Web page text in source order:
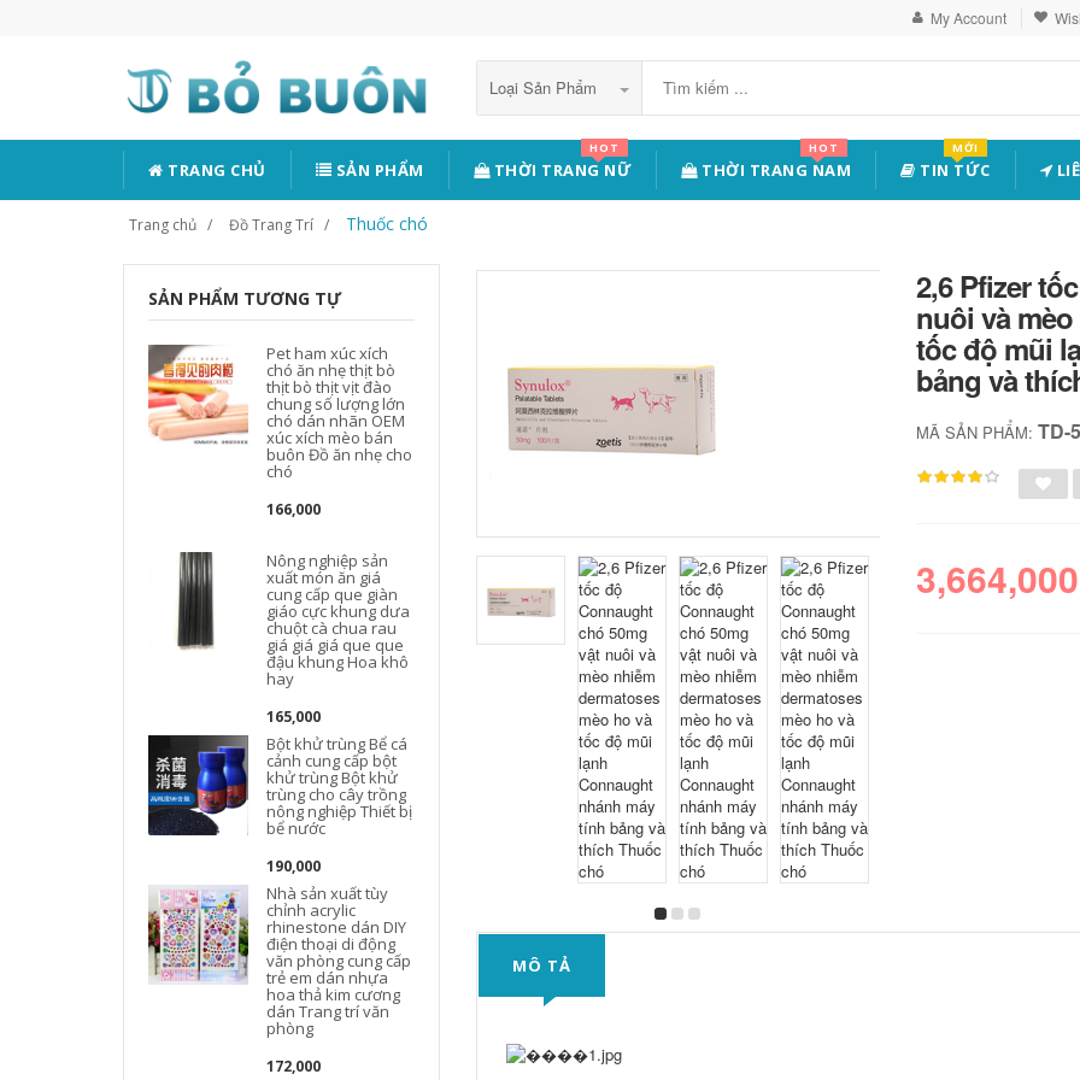
My Account
Loại Sản Phẩm
TRANG CHỦ SẢN PHẨM THỜI TRANG NỮ
HOT
THỜI TRANG NAM
HOT
TIN TỨC
MỚI
Trang chủ Đồ Trang Trí Thuốc chó
SẢN PHẨM TƯƠNG TỰ
Pet ham xúc xích
chó ăn nhẹ thịt bò
thịt bò thịt vịt đào
chung số lượng lớn
chó dán nhãn OEM
xúc xích mèo bán
buôn Đồ ăn nhẹ cho
chó
166,000
Nông nghiệp sản
xuất món ăn giá
cung cấp que giàn
giáo cực khung dưa
chuột cà chua rau
giá giá giá que que
đậu khung Hoa khô
hay
165,000
Bột khử trùng Bể cá
cảnh cung cấp bột
khử trùng Bột khử
trùng cho cây trồng
nông nghiệp Thiết bị
bể nước
190,000
Nhà sản xuất tùy
chỉnh acrylic
rhinestone dán DIY
điện thoại di động
văn phòng cung cấp
trẻ em dán nhựa
hoa thả kim cương
dán Trang trí văn
phòng
172,000
2,6 Pfizer
nuôi và
tốc độ mũi
bảng và
MÃ SẢN PHẨM:TD-
MÔ TẢ